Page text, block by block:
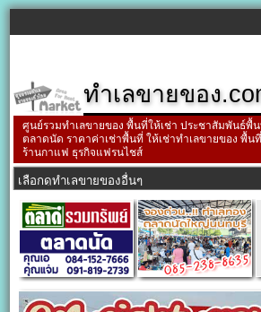
ทำเลขายของ
ศูนย์รวมทำเลขายของ พื้นที่ให้เช่า ประชาสัมพันธ์พื้
ตลาดนัด ราคาค่าเช่าพื้นที่ ให้เช่าทำเลขายของ พื้น
ร้านกาแฟ ธุรกิจแฟรนไชส์